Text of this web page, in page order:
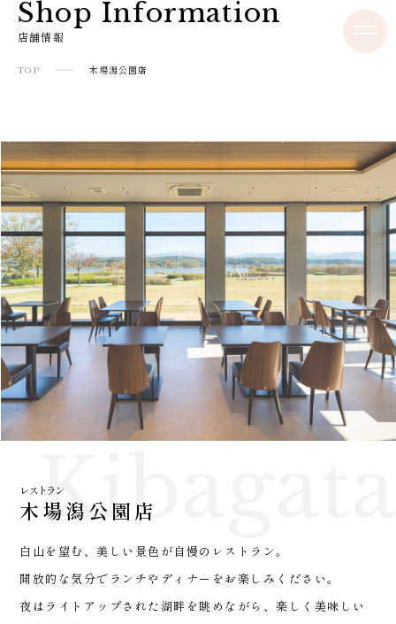
Shop Information
店舗情報
TOP 木場潟公園店
Kibagata
レストラン
木場潟公園店
白山を望む、美しい景色が自慢のレストラン。
開放的な気分でランチやディナーをお楽しみください。
夜はライトアップされた湖畔を眺めながら、楽しく美味しい